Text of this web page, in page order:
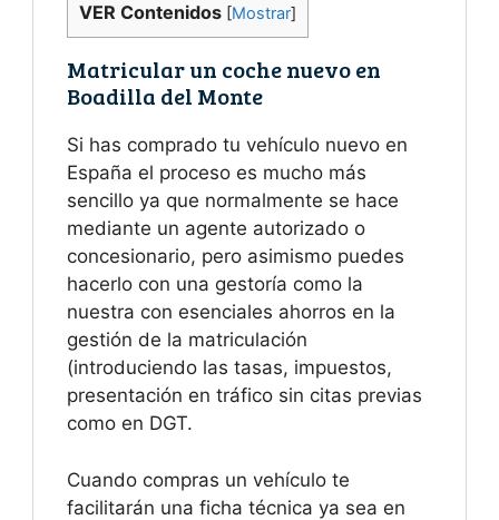
VER Contenidos [Mostrar]
Matricular un coche nuevo en
Boadilla del Monte
Si has comprado tu vehículo nuevo en
España el proceso es mucho más
sencillo ya que normalmente se hace
mediante un agente autorizado o
concesionario, pero asimismo puedes
hacerlo con una gestoría como la
nuestra con esenciales ahorros en la
gestión de la matriculación
(introduciendo las tasas, impuestos,
presentación en tráfico sin citas previas
como en DGT.
Cuando compras un vehículo te
facilitarán una ficha técnica ya sea en